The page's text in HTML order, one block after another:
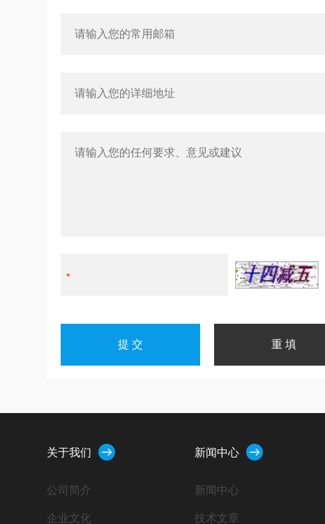
关于我们
公司简介
企业文化
新闻中心
新闻中心
技术文章